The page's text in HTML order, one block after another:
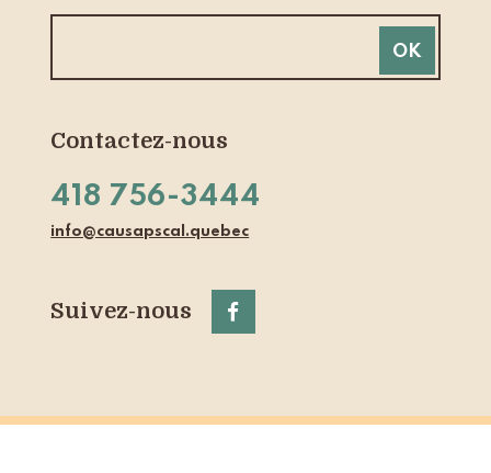
Contactez-nous
418 756-3444
info@causapscal.quebec
Suivez-nous